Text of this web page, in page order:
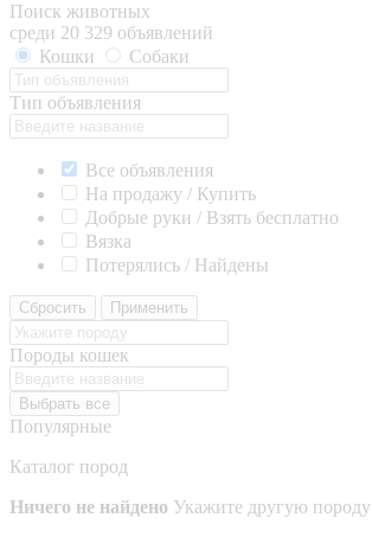
Поиск животных
среди 20 329 объявлений
Кошки
Собаки
Тип объявления
Все объявления
На продажу / Купить
Добрые руки / Взять бесплатно
Вязка
Потерялись / Найдены
Сбросить Применить
Породы кошек
Выбрать все
Популярные
Каталог пород
Ничего не найдено Укажите другую породу